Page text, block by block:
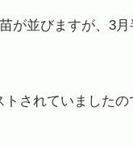
が並びますが、3
されていました